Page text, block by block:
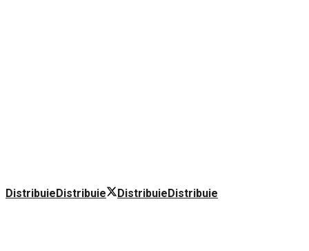
DistribuieDistribuie DistribuieDistribuie